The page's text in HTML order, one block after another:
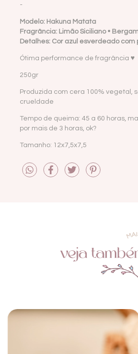
-
Modelo: Hakuna Matata
Fragrância: Limão Siciliano •
Detalhes: Cor azul esverdeado
Ótima performance de fragrância ♥
250gr
Produzida com cera 100% vegetal,
crueldade
Tempo de queima: 45 a 60 horas,
por mais de 3 horas, ok?
Tamanho: 12x7,5x7,5